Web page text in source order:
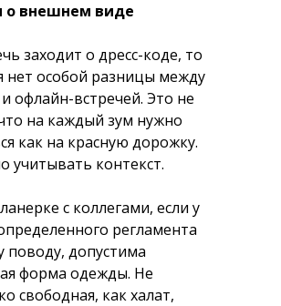
о внешнем виде
заходит о дресс-коде, то
нет особой разницы между
офлайн-встречей. Это не
на каждый зум нужно
как на красную дорожку.
учитывать контекст.
с коллегами, если у
регламента
поводу, допустима
форма одежды. Не
свободная, как халат,